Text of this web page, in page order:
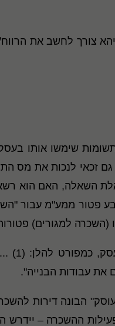
צורך לחשב את
שימשו אותו
זכאי לנכות את מס
השאלה, האם הוא
של השכרה למגורים פטורות הן ממע"מ (סעיף 31(1) לחוק מע"מ
הבונה דירות
והתחלת פעילות ההשכרה –